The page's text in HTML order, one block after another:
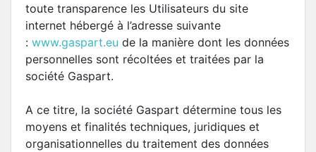
toute transparence les Utilisateurs du site
internet hébergé à l’adresse suivante
: www.gaspart.eu de la manière dont les données
personnelles sont récoltées et traitées par la
société Gaspart.
A ce titre, la société Gaspart détermine tous les
moyens et finalités techniques, juridiques et
organisationnelles du traitement des données